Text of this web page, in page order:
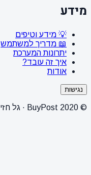
מידע
💡 מידע וטיפים
📖 מדריך למשתמש
יתרונות המערכת
איך זה עובד?
אודות
נגישות
© 2020 BuyPost · גל חזיזה בע"מ ח.פ 516149457. כל הזכויות שמורות.